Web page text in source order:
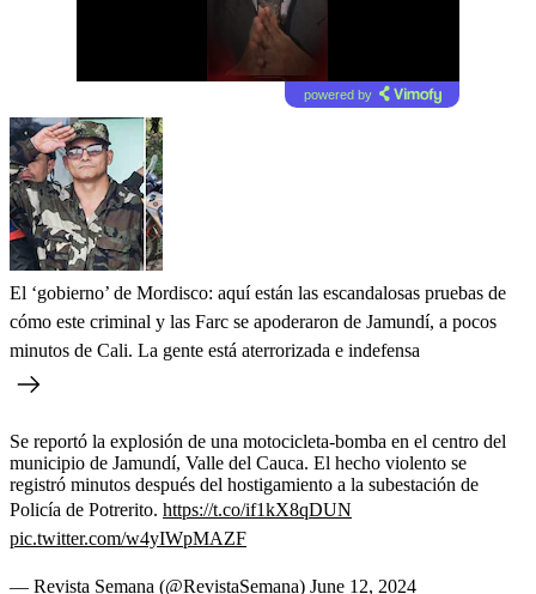
powered by
El ‘gobierno’ de Mordisco: aquí están las escandalosas pruebas de
cómo este criminal y las Farc se apoderaron de Jamundí, a pocos
minutos de Cali. La gente está aterrorizada e indefensa
Se reportó la explosión de una motocicleta-bomba en el centro del
municipio de Jamundí, Valle del Cauca. El hecho violento se
registró minutos después del hostigamiento a la subestación de
Policía de Potrerito. https://t.co/if1kX8qDUN
pic.twitter.com/w4yIWpMAZF
— Revista Semana (@RevistaSemana) June 12, 2024